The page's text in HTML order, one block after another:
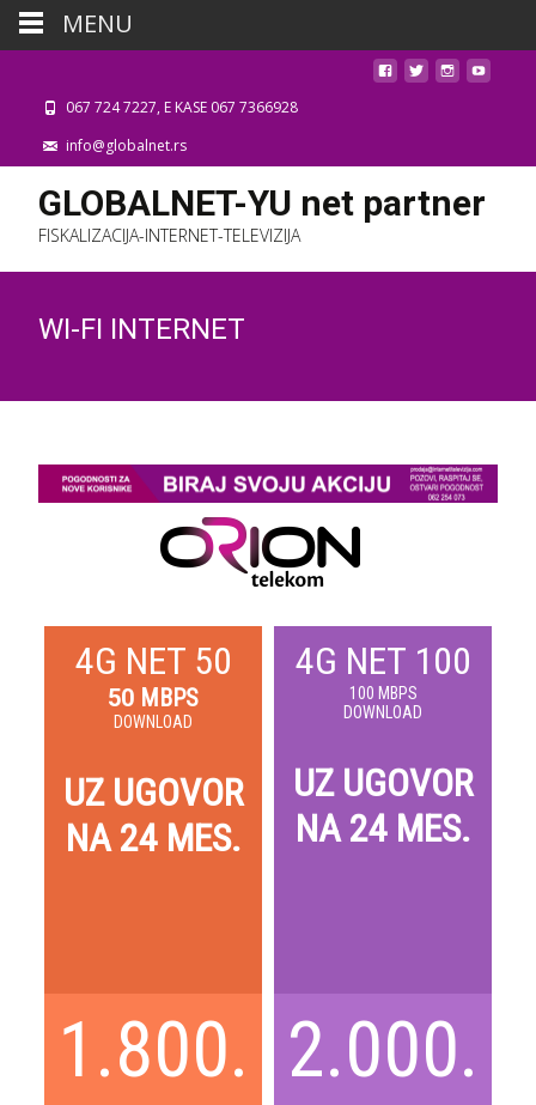
067 724 7227, E KASE 067 7366928
info@globalnet.rs
GLOBALNET-YU net partner
FISKALIZACIJA-INTERNET-TELEVIZIJA
WI-FI INTERNET
4G NET 50
50 MBPS
DOWNLOAD
UZ UGOVOR
NA 24 MES.
1.800.
4G NET 100
100 MBPS
DOWNLOAD
UZ UGOVOR
NA 24 MES.
2.000.
MENU